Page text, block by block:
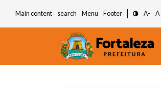
Main content search Menu Footer A- A